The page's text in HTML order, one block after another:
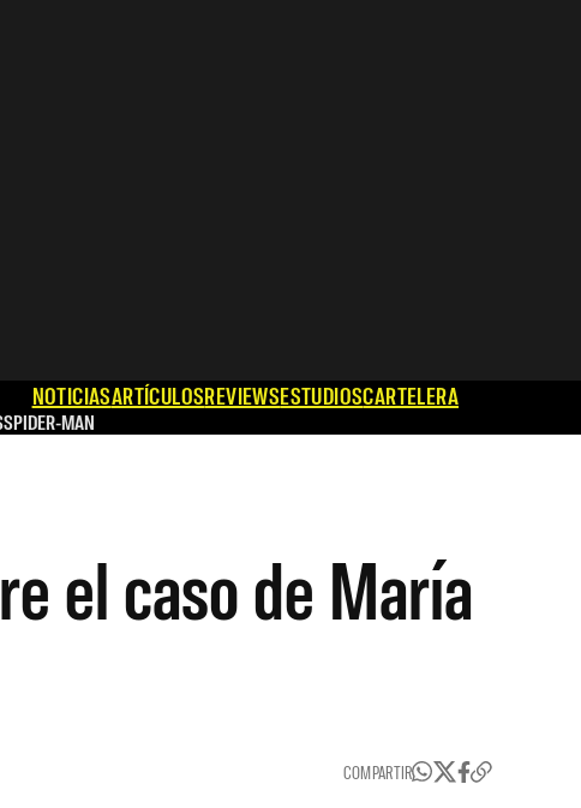
NOTICIASARTÍCULOSREVIEWSESTUDIOSCARTELERA
SPIDER-MAN
el caso de María
COMPARTIR